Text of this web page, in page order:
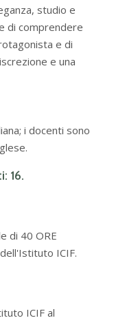
studio e
di comprendere
e di
e una
i docenti sono
16.
di 40 ORE
ICIF.
ICIF al